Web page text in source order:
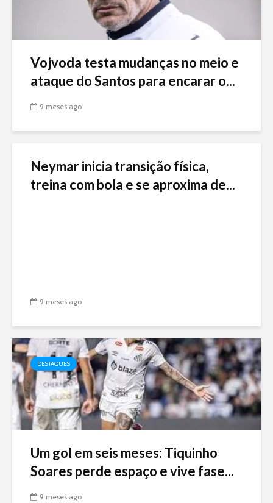
Vojvoda testa mudanças no meio e
ataque do Santos para encarar o...
9 meses ago
Neymar inicia transição física,
treina com bola e se aproxima de...
9 meses ago
DESTAQUES
Um gol em seis meses: Tiquinho
Soares perde espaço e vive fase...
9 meses ago